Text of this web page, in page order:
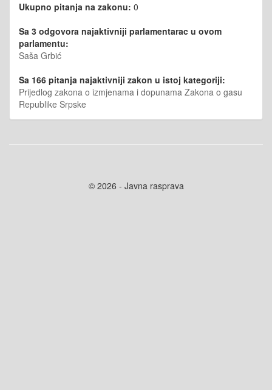
Ukupno pitanja na zakonu: 0
Sa 3 odgovora najaktivniji parlamentarac u ovom
parlamentu:
Saša Grbić
Sa 166 pitanja najaktivniji zakon u istoj kategoriji:
Prijedlog zakona o izmjenama i dopunama Zakona o gasu
Republike Srpske
© 2026 - Javna rasprava